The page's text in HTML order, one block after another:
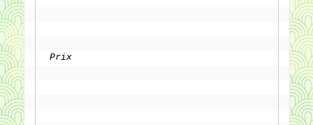
Prix